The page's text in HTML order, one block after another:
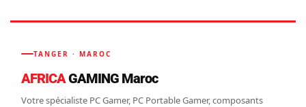
TANGER · MAROC
AFRICAGAMING Maroc
Votre spécialiste PC Gamer, PC Portable Gamer, composants